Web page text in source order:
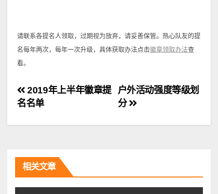
请联系各提名人领取，过期视为放弃，请妥善保管。热心队友的提
名每年两次，每年一次升级，具体获取办法点击徽章领取办法查
看。
文
章
航
户外活动强度等级划
分
2019年上半年徽章提
名名单
相关文章